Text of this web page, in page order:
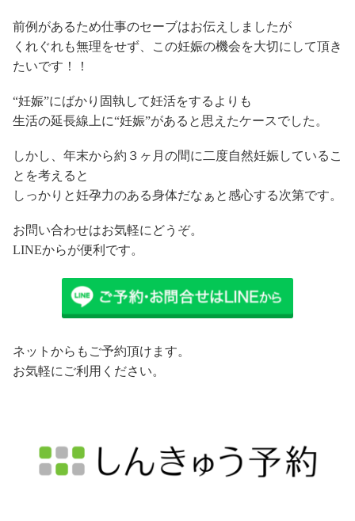
前例があるため仕事のセーブはお伝えしましたが
くれぐれも無理をせず、この妊娠の機会を大切にして頂き
たいです！！
“妊娠”にばかり固執して妊活をするよりも
生活の延長線上に“妊娠”があると思えたケースでした。
しかし、年末から約３ヶ月の間に二度自然妊娠しているこ
とを考えると
しっかりと妊孕力のある身体だなぁと感心する次第です。
お問い合わせはお気軽にどうぞ。
LINEからが便利です。
ネットからもご予約頂けます。
お気軽にご利用ください。